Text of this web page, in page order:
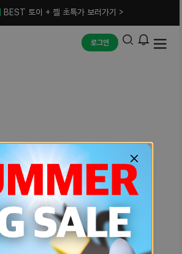
BEST 토이 + 젤 초특가 보러가기 >
로그인
예상치 못한 에러입니다.